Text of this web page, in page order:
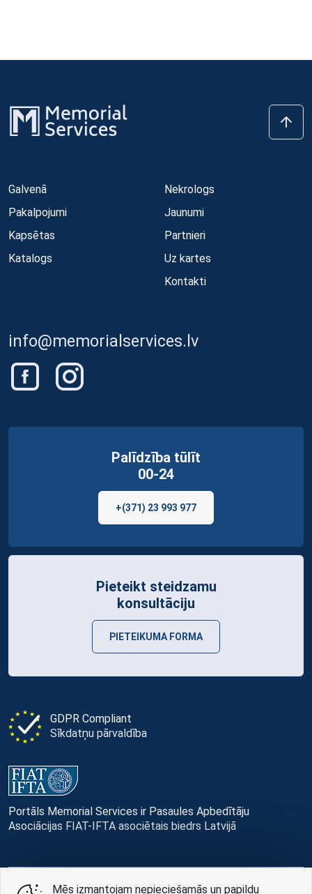
Galvenā
Pakalpojumi
Kapsētas
Katalogs
Nekrologs
Jaunumi
Partnieri
Uz kartes
Kontakti
info@memorialservices.lv
GDPR Compliant
Sīkdatņu pārvaldība
Portāls Memorial Services ir Pasaules Apbedītāju
Asociācijas FIAT-IFTA asociētais biedrs Latvijā
Palīdzība tūlīt
00-24
+(371) 23 993 977
Pieteikt steidzamu
konsultāciju
PIETEIKUMA FORMA
Mēs izmantojam nepieciešamās un papildu